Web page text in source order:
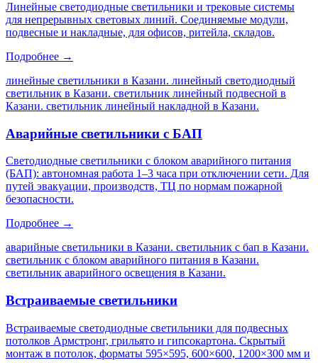
Линейные светодиодные светильники и трековые системы
для непрерывных световых линий. Соединяемые модули,
подвесные и накладные, для офисов, ритейла, складов.
Подробнее →
линейные светильники в Казани. линейный светодиодный
светильник в Казани. светильник линейный подвесной в
Казани. светильник линейный накладной в Казани.
Аварийные светильники с БАП
Светодиодные светильники с блоком аварийного питания
(БАП): автономная работа 1–3 часа при отключении сети. Для
путей эвакуации, производств, ТЦ по нормам пожарной
безопасности.
Подробнее →
аварийные светильники в Казани. светильник с бап в Казани.
светильник с блоком аварийного питания в Казани.
светильник аварийного освещения в Казани.
Встраиваемые светильники
Встраиваемые светодиодные светильники для подвесных
потолков Армстронг, грильято и гипсокартона. Скрытый
монтаж в потолок, форматы 595×595, 600×600, 1200×300 мм и